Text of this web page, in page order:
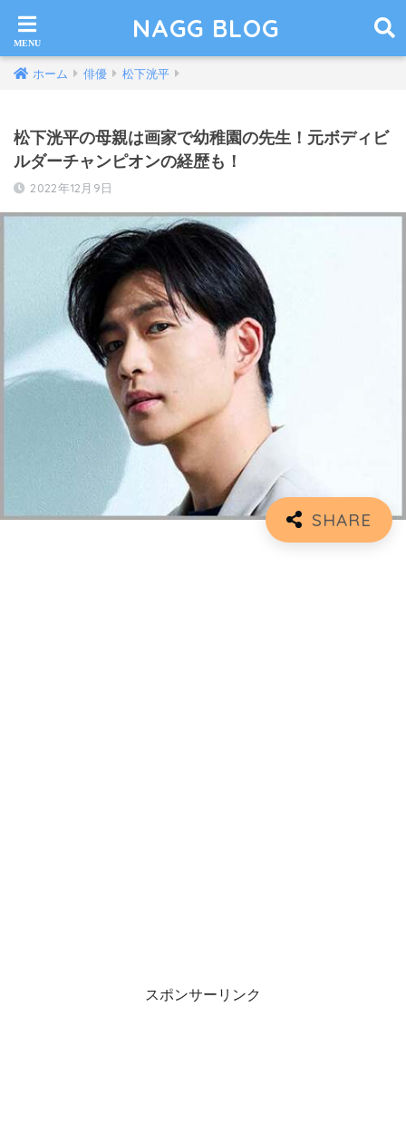
NAGG BLOG
ホーム 俳優 松下洸平
松下洸平の母親は画家で幼稚園の先生！元ボディビ
ルダーチャンピオンの経歴も！
2022年12月9日
スポンサーリンク